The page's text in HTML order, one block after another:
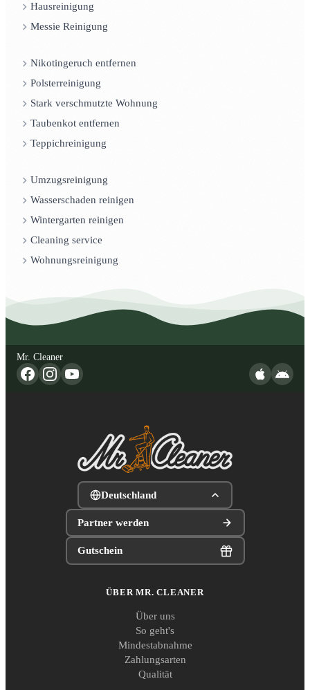
Hausreinigung
Messie Reinigung
Nikotingeruch entfernen
Polsterreinigung
Stark verschmutzte Wohnung
Taubenkot entfernen
Teppichreinigung
Umzugsreinigung
Wasserschaden reinigen
Wintergarten reinigen
Cleaning service
Wohnungsreinigung
Mr. Cleaner
Deutschland
Partner werden
Gutschein
ÜBER MR. CLEANER
Über uns
So geht's
Mindestabnahme
Zahlungsarten
Qualität